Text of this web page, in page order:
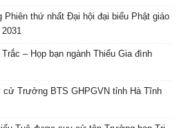
Phiên thứ nhất Đại hội đại biểu Phật giáo
– Họp bạn ngành Thiếu Gia đình
Trưởng BTS GHPGVN tỉnh Hà Tĩnh